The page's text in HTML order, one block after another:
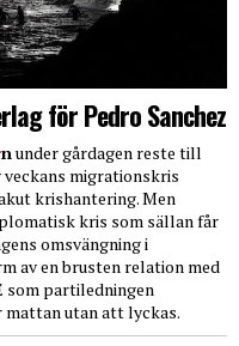
för Pedro Sanchez
nunder gårdagen reste till
migrationskris
krishantering. Men
kris som sällan får
omsvängning i
av en brusten relation med
som partiledningen
utan att lyckas.